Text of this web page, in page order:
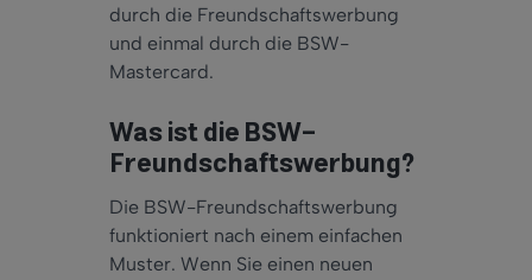
durch die Freundschaftswerbung
und einmal durch die BSW-
Mastercard.
Was ist die BSW-
Freundschaftswerbung?
Die BSW-Freundschaftswerbung
funktioniert nach einem einfachen
Muster. Wenn Sie einen neuen